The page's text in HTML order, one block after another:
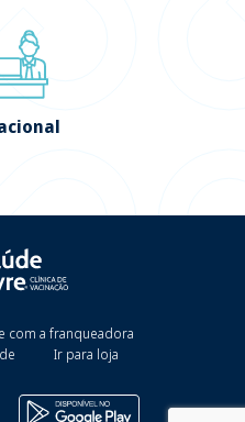
com a franqueadora
Ir para loja